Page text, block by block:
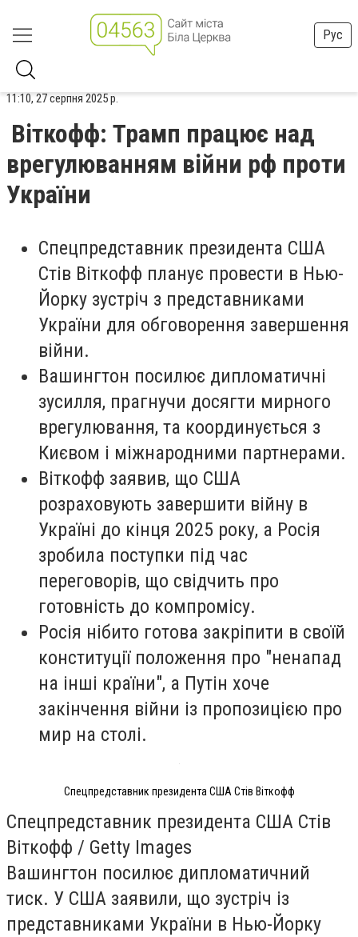
Рус
11:10, 27 серпня 2025 р.
Віткофф: Трамп працює над
врегулюванням війни рф проти
України
Спецпредставник президента США
Стів Віткофф планує провести в Нью-
Йорку зустріч з представниками
України для обговорення завершення
війни.
Вашингтон посилює дипломатичні
зусилля, прагнучи досягти мирного
врегулювання, та координується з
Києвом і міжнародними партнерами.
Віткофф заявив, що США
розраховують завершити війну в
Україні до кінця 2025 року, а Росія
зробила поступки під час
переговорів, що свідчить про
готовність до компромісу.
Росія нібито готова закріпити в своїй
конституції положення про "ненапад
на інші країни", а Путін хоче
закінчення війни із пропозицією про
мир на столі.
Спецпредставник президента США Стів Віткофф
Спецпредставник президента США Стів
Віткофф / Getty Images
Вашингтон посилює дипломатичний
тиск. У США заявили, що зустріч із
представниками України в Нью-Йорку